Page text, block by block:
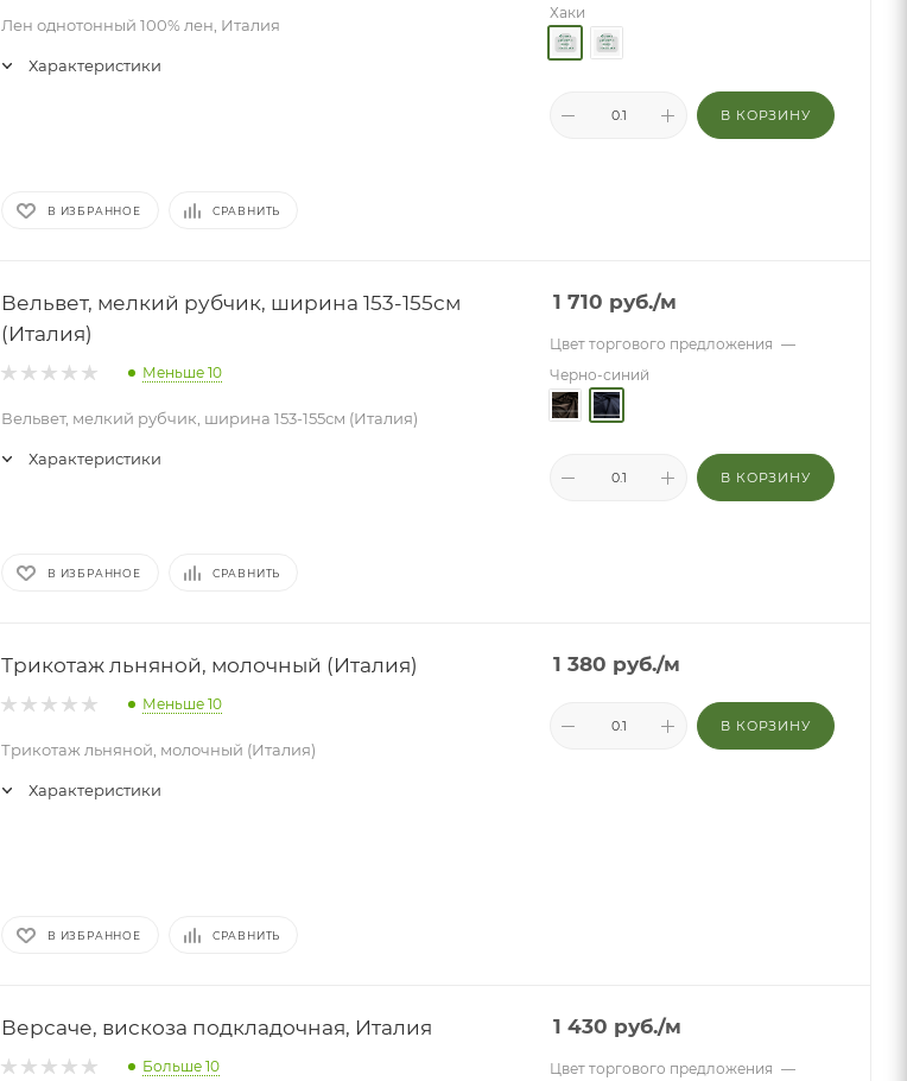
Лен однотонный 100% лен, Италия
Характеристики
В ИЗБРАННОЕ СРАВНИТЬ
Хаки
В КОРЗИНУ
Вельвет, мелкий рубчик, ширина 153-155см
(Италия)
Меньше 10
Вельвет, мелкий рубчик, ширина 153-155см (Италия)
Характеристики
В ИЗБРАННОЕ СРАВНИТЬ
1 710 руб./м
Цвет торгового предложения —
Черно-синий
В КОРЗИНУ
Трикотаж льняной, молочный (Италия)
Меньше 10
Трикотаж льняной, молочный (Италия)
Характеристики
В ИЗБРАННОЕ СРАВНИТЬ
1 380 руб./м
В КОРЗИНУ
Версаче, вискоза подкладочная, Италия
Больше 10
1 430 руб./м
Цвет торгового предложения —